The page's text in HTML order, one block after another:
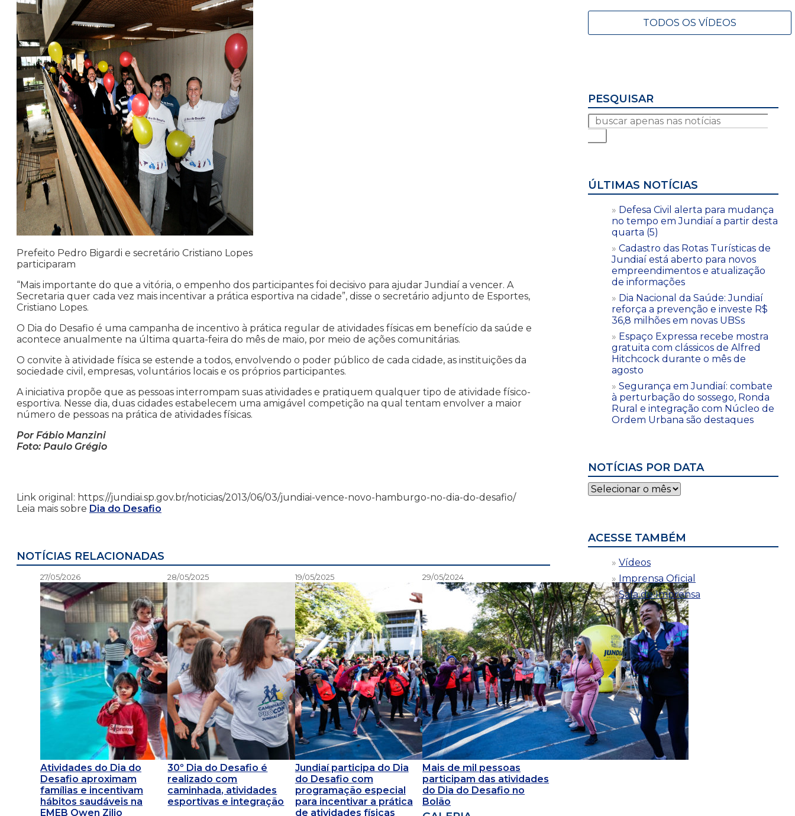
Prefeito Pedro Bigardi e secretário Cristiano Lopes
participaram
“Mais importante do que a vitória, o empenho dos participantes foi decisivo para ajudar Jundiaí a vencer. A
Secretaria quer cada vez mais incentivar a prática esportiva na cidade”, disse o secretário adjunto de Esportes,
Cristiano Lopes.
O Dia do Desafio é uma campanha de incentivo à prática regular de atividades físicas em benefício da saúde e
acontece anualmente na última quarta-feira do mês de maio, por meio de ações comunitárias.
O convite à atividade física se estende a todos, envolvendo o poder público de cada cidade, as instituições da
sociedade civil, empresas, voluntários locais e os próprios participantes.
A iniciativa propõe que as pessoas interrompam suas atividades e pratiquem qualquer tipo de atividade físico-
esportiva. Nesse dia, duas cidades estabelecem uma amigável competição na qual tentam envolver a maior
número de pessoas na prática de atividades físicas.
Por Fábio Manzini
Foto: Paulo Grégio
Link original: https://jundiai.sp.gov.br/noticias/2013/06/03/jundiai-vence-novo-hamburgo-no-dia-do-desafio/
Leia mais sobre Dia do Desafio
NOTÍCIAS RELACIONADAS
27/05/2026
Atividades do Dia do
Desafio aproximam
famílias e incentivam
hábitos saudáveis na
EMEB Owen Zilio
28/05/2025
30º Dia do Desafio é
realizado com
caminhada, atividades
esportivas e integração
19/05/2025
Jundiaí participa do Dia
do Desafio com
programação especial
para incentivar a prática
de atividades físicas
29/05/2024
Mais de mil pessoas
participam das atividades
do Dia do Desafio no
Bolão
TODOS OS VÍDEOS
PESQUISAR
ÚLTIMAS NOTÍCIAS
Defesa Civil alerta para mudança
no tempo em Jundiaí a partir desta
quarta (5)
Cadastro das Rotas Turísticas de
Jundiaí está aberto para novos
empreendimentos e atualização
de informações
Dia Nacional da Saúde: Jundiaí
reforça a prevenção e investe R$
36,8 milhões em novas UBSs
Espaço Expressa recebe mostra
gratuita com clássicos de Alfred
Hitchcock durante o mês de
agosto
Segurança em Jundiaí: combate
à perturbação do sossego, Ronda
Rural e integração com Núcleo de
Ordem Urbana são destaques
NOTÍCIAS POR DATA
Notícias
por
ACESSE TAMBÉM
Vídeos
Imprensa Oficial
Sala de Imprensa